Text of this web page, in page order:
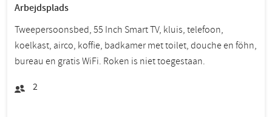
Arbejdsplads
Tweepersoonsbed, 55 Inch Smart TV, kluis, telefoon,
koelkast, airco, koffie, badkamer met toilet, douche en föhn,
bureau en gratis WiFi. Roken is niet toegestaan.
2